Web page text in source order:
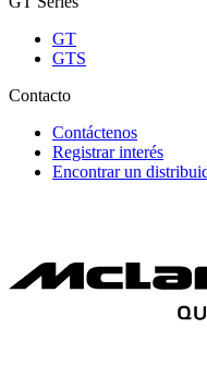
GT
GTS
Contacto
Contáctenos
Registrar interés
Encontrar un